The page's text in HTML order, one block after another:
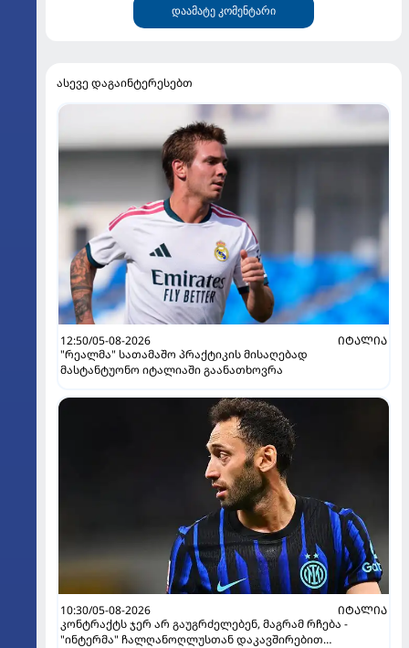
დაამატე კომენტარი
ასევე დაგაინტერესებთ
12:50/05-08-2026
ᲘᲢᲐᲚᲘᲐ
"რეალმა" სათამაშო პრაქტიკის მისაღებად
მასტანტუონო იტალიაში გაანათხოვრა
10:30/05-08-2026
ᲘᲢᲐᲚᲘᲐ
კონტრაქტს ჯერ არ გაუგრძელებენ, მაგრამ რჩება -
"ინტერმა" ჩალღანოღლუსთან დაკავშირებით